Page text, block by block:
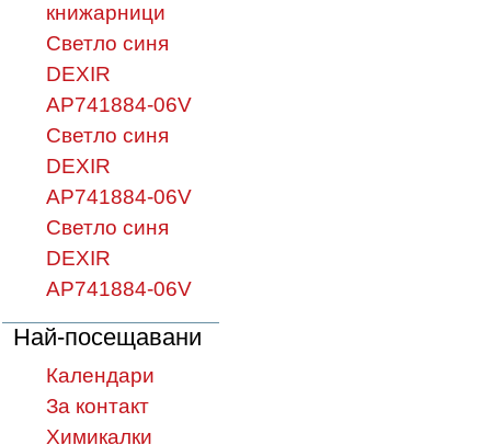
книжарници
Светло синя
DEXIR
AP741884-06V
Светло синя
DEXIR
AP741884-06V
Светло синя
DEXIR
AP741884-06V
Най-посещавани
Календари
За контакт
Химикалки